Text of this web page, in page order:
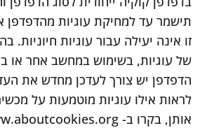
תישמר עד למחיקת עוגיות מהדפדפן
זו אינה יעילה עבור עוגיות חיוניות.
של עוגיות, בשימוש במחשב אחר או
הדפדפן יש צורך לעדכן מחדש את
לראות אילו עוגיות מוטמעות על
אותן, בקרו ב-.